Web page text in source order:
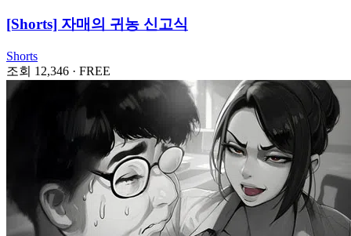
[Shorts] 자매의 귀농 신고식
Shorts
조회 12,346 · FREE